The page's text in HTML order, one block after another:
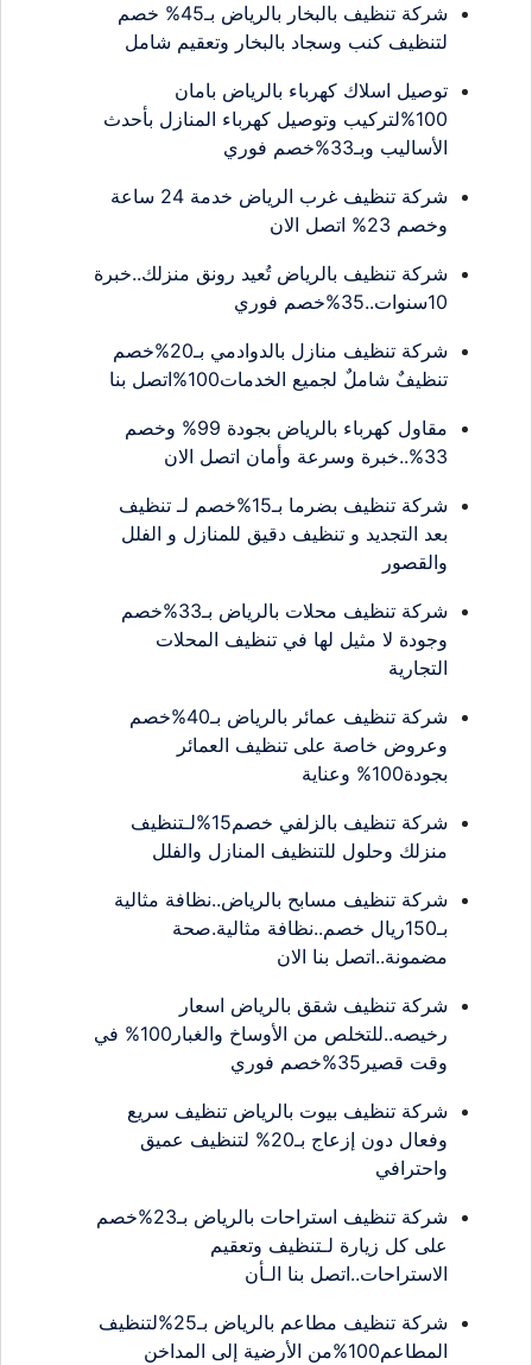
شركة تنظيف بالبخار بالرياض بـ45% خصم
لتنظيف كنب وسجاد بالبخار وتعقيم شامل
توصيل اسلاك كهرباء بالرياض بامان
100%لتركيب وتوصيل كهرباء المنازل بأحدث
الأساليب وبـ33%خصم فوري
شركة تنظيف غرب الرياض خدمة 24 ساعة
وخصم 23% اتصل الان
شركة تنظيف بالرياض تُعيد رونق منزلك..خبرة
10سنوات..35%خصم فوري
شركة تنظيف منازل بالدوادمي بـ20%خصم
تنظيفٌ شاملٌ لجميع الخدمات100%اتصل بنا
مقاول كهرباء بالرياض بجودة 99% وخصم
33%..خبرة وسرعة وأمان اتصل الان
شركة تنظيف بضرما بـ15%خصم لـ تنظيف
بعد التجديد و تنظيف دقيق للمنازل و الفلل
والقصور
شركة تنظيف محلات بالرياض بـ33%خصم
وجودة لا مثيل لها في تنظيف المحلات
التجارية
شركة تنظيف عمائر بالرياض بـ40%خصم
وعروض خاصة على تنظيف العمائر
بجودة100% وعناية
شركة تنظيف بالزلفي خصم15%لـتنظيف
منزلك وحلول للتنظيف المنازل والفلل
شركة تنظيف مسابح بالرياض..نظافة مثالية
بـ150ريال خصم..نظافة مثالية.صحة
مضمونة..اتصل بنا الان
شركة تنظيف شقق بالرياض اسعار
رخيصه..للتخلص من الأوساخ والغبار100% في
وقت قصير35%خصم فوري
شركة تنظيف بيوت بالرياض تنظيف سريع
وفعال دون إزعاج بـ20% لتنظيف عميق
واحترافي
شركة تنظيف استراحات بالرياض بـ23%خصم
على كل زيارة لـتنظيف وتعقيم
الاستراحات..اتصل بنا الـأن
شركة تنظيف مطاعم بالرياض بـ25%لتنظيف
المطاعم100%من الأرضية إلى المداخن